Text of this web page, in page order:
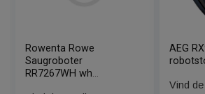
website zo soepel mogelijk draait.
gebruiken van de website, gaan